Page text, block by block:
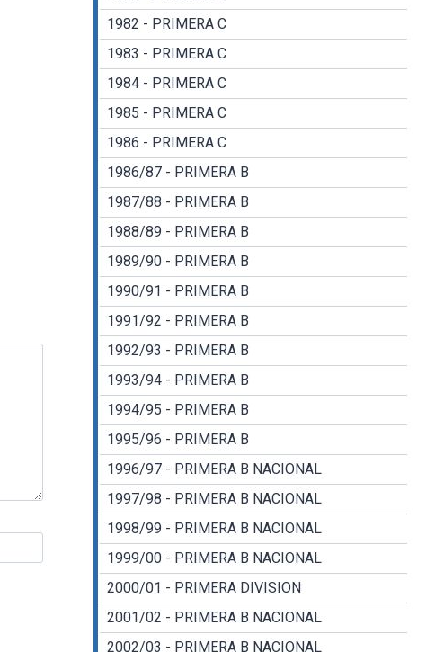
1982 - PRIMERA C
1983 - PRIMERA C
1984 - PRIMERA C
1985 - PRIMERA C
1986 - PRIMERA C
1986/87 - PRIMERA B
1987/88 - PRIMERA B
1988/89 - PRIMERA B
1989/90 - PRIMERA B
1990/91 - PRIMERA B
1991/92 - PRIMERA B
1992/93 - PRIMERA B
1993/94 - PRIMERA B
1994/95 - PRIMERA B
1995/96 - PRIMERA B
1996/97 - PRIMERA B NACIONAL
1997/98 - PRIMERA B NACIONAL
1998/99 - PRIMERA B NACIONAL
1999/00 - PRIMERA B NACIONAL
2000/01 - PRIMERA DIVISION
2001/02 - PRIMERA B NACIONAL
2002/03 - PRIMERA B NACIONAL